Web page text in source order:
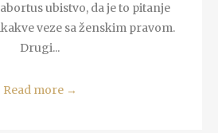
ubistvo, da je to pitanje
veze sa ženskim pravom.
Drugi...
Read more →